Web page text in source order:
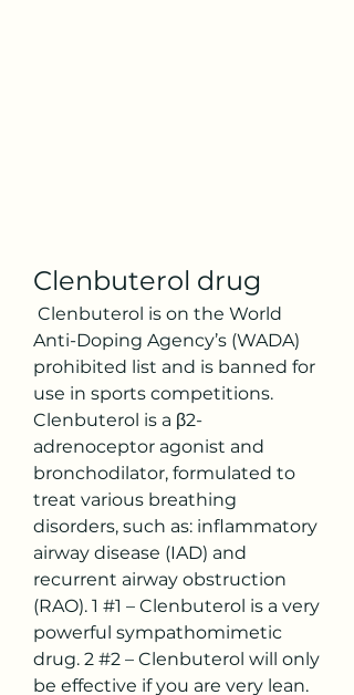
Clenbuterol drug
Anti-Doping Agency’s (WADA)
prohibited list and is banned for
use in sports competitions.
Clenbuterol is a β2-
adrenoceptor agonist and
bronchodilator, formulated to
treat various breathing
disorders, such as: inflammatory
airway disease (IAD) and
recurrent airway obstruction
(RAO). 1 #1 – Clenbuterol is a very
powerful sympathomimetic
drug. 2 #2 – Clenbuterol will only
be effective if you are very lean.